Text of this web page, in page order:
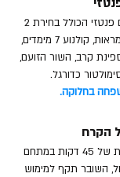
ם פנטזי הכולל בחירת 2
מתוך 8 אטרקציות, מבוך המראות, קולנוע 7 מימדים,
קרב, השור הזועם,
כדורגל.
הקרח
שובר לכניסת יחיד לפעילות של 45 דקות במתחם
השובר תקף למימוש